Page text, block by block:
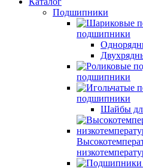
Подшипники
подшипники
подшипники
подшипники
Шайбы